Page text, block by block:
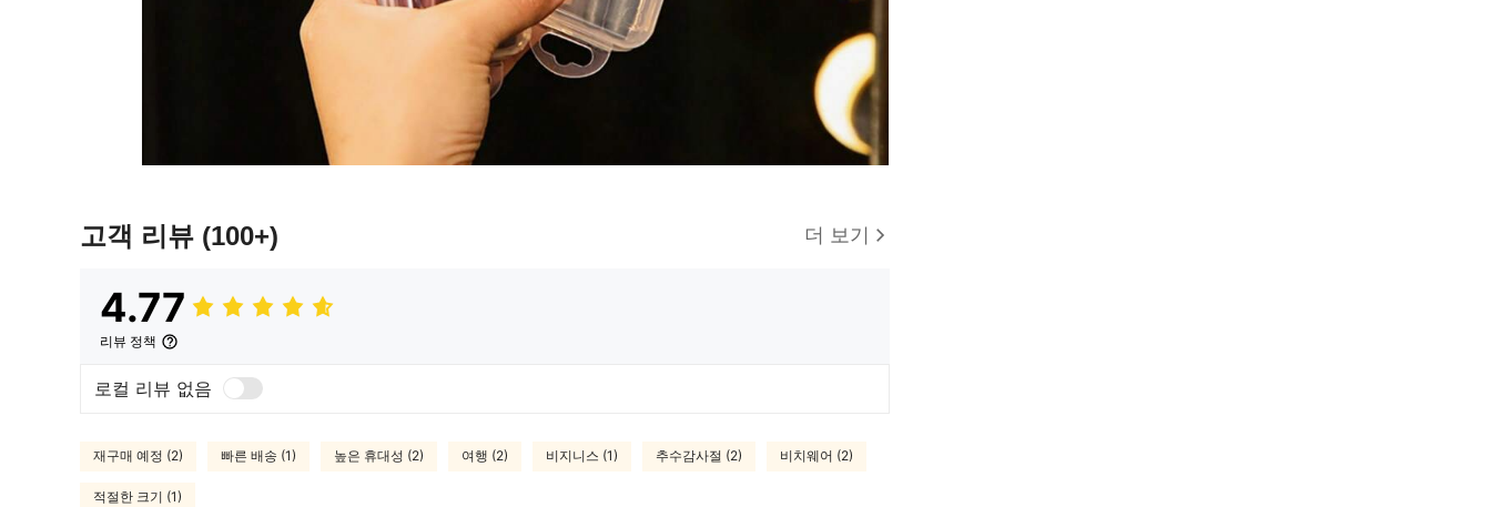
고객 리뷰 (100+) 더 보기
4.77
리뷰 정책
로컬 리뷰 없음
재구매 예정 (2) 빠른 배송 (1) 높은 휴대성 (2) 여행 (2) 비지니스 (1) 추수감사절 (2) 비치웨어 (2)
적절한 크기 (1)